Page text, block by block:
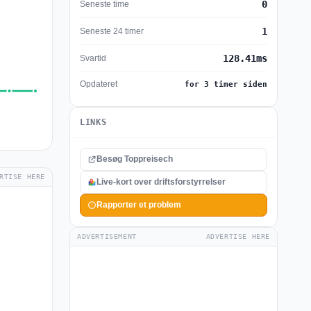
HERE
Seneste time 0
Seneste 24 timer 1
Svartid 128.41ms
Opdateret for 3 timer siden
LINKS
Besøg Toppreisech
Live-kort over driftsforstyrrelser
Rapporter et problem
ADVERTISEMENT ADVERTISE HERE